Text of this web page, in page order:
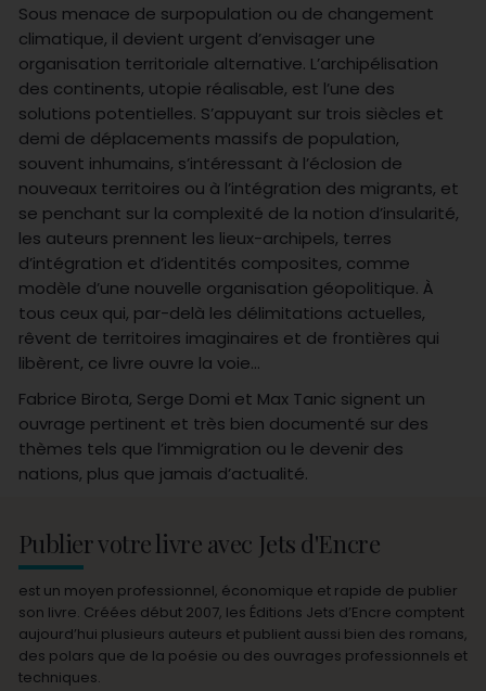
Sous menace de surpopulation ou de changement
climatique, il devient urgent d’envisager une
organisation territoriale alternative. L’archipélisation
des continents, utopie réalisable, est l’une des
solutions potentielles. S’appuyant sur trois siècles et
demi de déplacements massifs de population,
souvent inhumains, s’intéressant à l’éclosion de
nouveaux territoires ou à l’intégration des migrants, et
se penchant sur la complexité de la notion d’insularité,
les auteurs prennent les lieux-archipels, terres
d’intégration et d’identités composites, comme
modèle d’une nouvelle organisation géopolitique. À
tous ceux qui, par-delà les délimitations actuelles,
rêvent de territoires imaginaires et de frontières qui
libèrent, ce livre ouvre la voie…
Fabrice Birota, Serge Domi et Max Tanic signent un
ouvrage pertinent et très bien documenté sur des
thèmes tels que l’immigration ou le devenir des
nations, plus que jamais d’actualité.
Publier votre livre avec Jets d'Encre
est un moyen professionnel, économique et rapide de publier
son livre. Créées début 2007, les Éditions Jets d’Encre comptent
aujourd’hui plusieurs auteurs et publient aussi bien des romans,
des polars que de la poésie ou des ouvrages professionnels et
techniques.